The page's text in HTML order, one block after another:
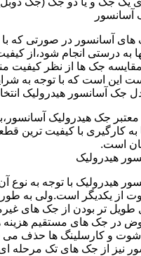
آسانسور
های آسانسور در صورتی که با
به درستی انجام شود،از کیفیت
جک ها از نظر کیفیت
این است که با توجه به
جک آسانسور هیدرولیک
جک هیدرولیک
به کارگیری با کیفیت ترین
است.
هیدرولیک
هیدرولیک با توجه به نوع
از یکدیگر است.ولی به
طویل تر بودن از جک های
در جک های مستقیم
و کارسلینگ ها حذف
نیز از جک های تک مرحله